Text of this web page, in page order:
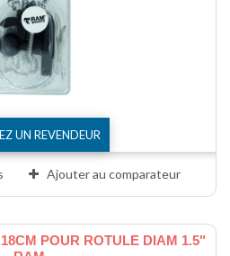
UN REVENDEUR
Ajouter au comparateur
POUR ROTULE DIAM 1.5"